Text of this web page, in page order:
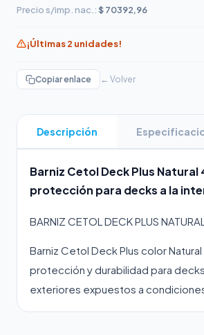
Precio s/imp. nac.: $ 70392,96
¡Últimas 2 unidades!
Copiar enlace ← Volver
Descripción
Barniz Cetol Deck Plus
protección para decks a la
BARNIZ CETOL DECK PLUS NATURAL
Barniz Cetol Deck Plus color
protección y durabilidad para
exteriores expuestos a